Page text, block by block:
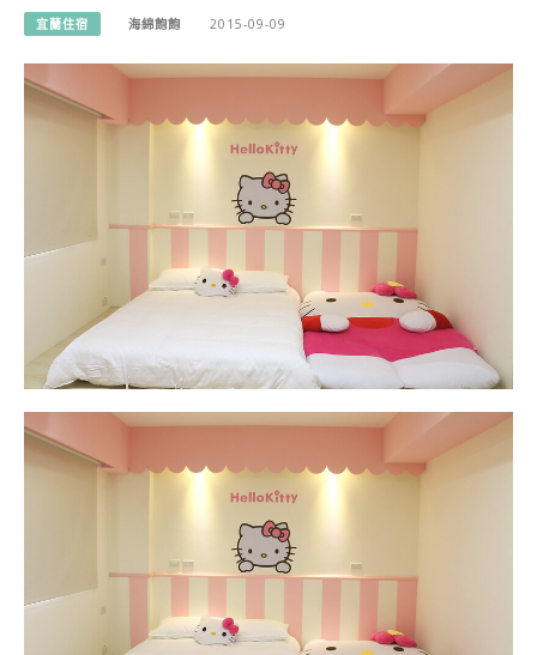
宜蘭住宿 海綿飽飽 2015-09-09